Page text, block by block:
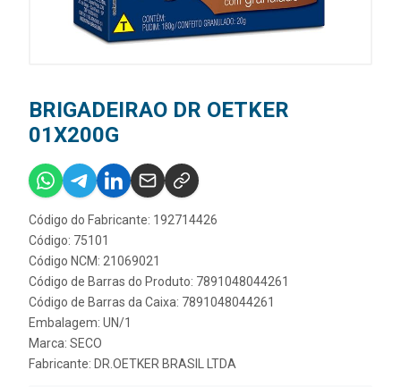
BRIGADEIRAO DR OETKER
01X200G
Código do Fabricante: 192714426
Código: 75101
Código NCM: 21069021
Código de Barras do Produto: 7891048044261
Código de Barras da Caixa: 7891048044261
Embalagem: UN/1
Marca: SECO
Fabricante: DR.OETKER BRASIL LTDA